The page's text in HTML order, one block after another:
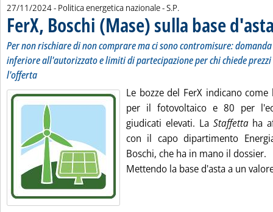
27/11/2024- Politica energetica nazionale -di:
S.P.
FerX, Boschi (Mase) sulla base
Per non rischiare di non comprare ma ci sono contromisure:
inferiore all'autorizzato e limiti di partecipazione per chi chiede
l'offerta
Le bozze del FerX indicano
per il fotovoltaico e 80 per
giudicati elevati. La Staffettaha
con il capo dipartimento
Boschi, che ha in mano il dossier.
Mettendo la base d'asta a un